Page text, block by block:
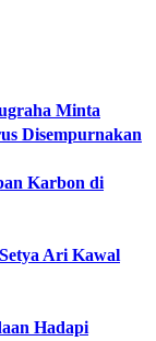
Minta
Disempurnakan
Karbon di
Ari Kawal
Hadapi